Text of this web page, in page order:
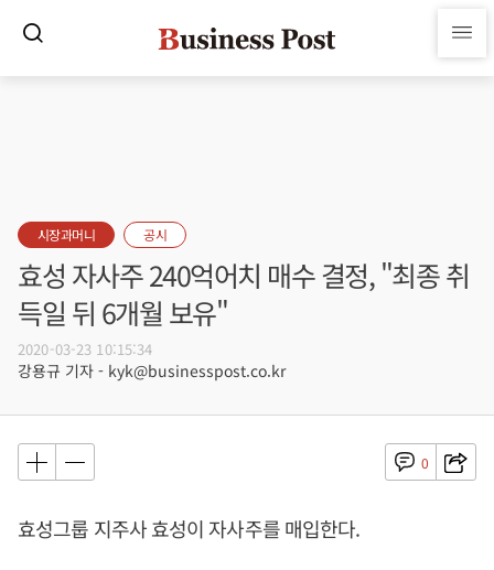
시장과머니 공시
효성 자사주 240억어치 매수 결정, "최종 취
득일 뒤 6개월 보유"
2020-03-23 10:15:34
강용규 기자 - kyk@businesspost.co.kr
0
효성그룹 지주사 효성이 자사주를 매입한다.